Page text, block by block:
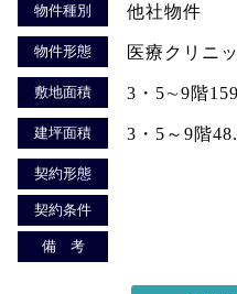
物件種別 他社物件
物件形態 医療クリニ
敷地面積 3・5∼9階
建坪面積 3・5～9階
契約形態
契約条件
備 考